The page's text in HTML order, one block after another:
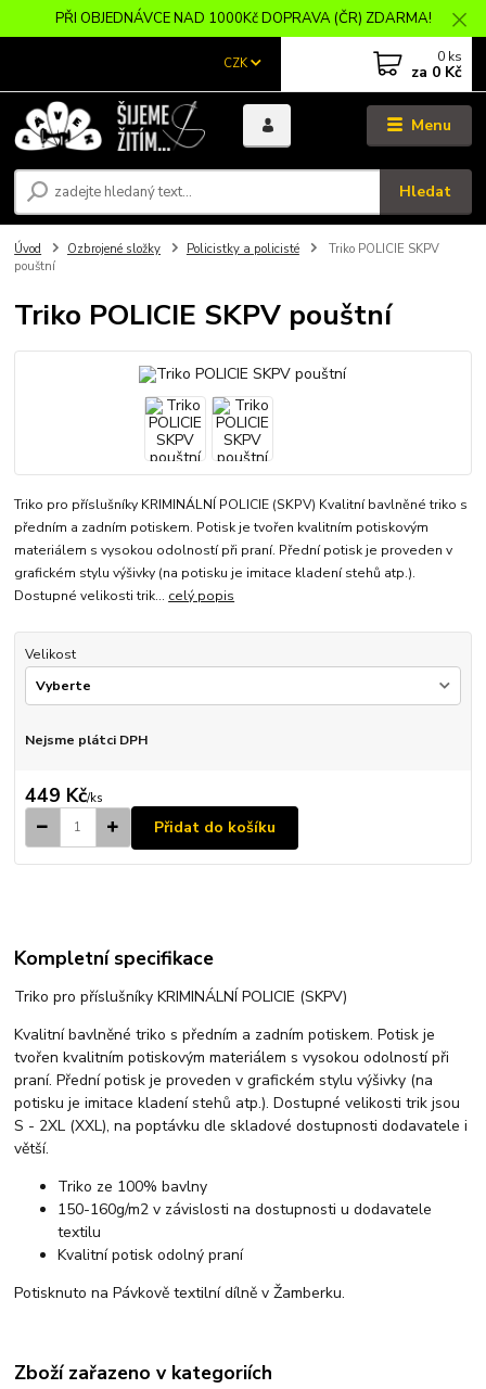
PŘI OBJEDNÁVCE NAD 1000Kč DOPRAVA (ČR) ZDARMA!
Menu
CZK
Hledat
0 ks
za 0 Kč
Úvod Ozbrojené složky Policistky a policisté
Triko POLICIE SKPV
pouštní
Triko POLICIE SKPV pouštní
Triko pro příslušníky KRIMINÁLNÍ POLICIE (SKPV) Kvalitní bavlněné triko s
předním a zadním potiskem. Potisk je tvořen kvalitním potiskovým
materiálem s vysokou odolností při praní. Přední potisk je proveden v
grafickém stylu výšivky (na potisku je imitace kladení stehů atp.).
Dostupné velikosti trik... celý popis
Velikost
Nejsme plátci DPH
449 Kč/ks
Přidat do košíku
Kompletní specifikace
Triko pro příslušníky KRIMINÁLNÍ POLICIE (SKPV)
Kvalitní bavlněné triko s předním a zadním potiskem. Potisk je
tvořen kvalitním potiskovým materiálem s vysokou odolností při
praní. Přední potisk je proveden v grafickém stylu výšivky (na
potisku je imitace kladení stehů atp.). Dostupné velikosti trik jsou
S - 2XL (XXL), na poptávku dle skladové dostupnosti dodavatele i
větší.
Triko ze 100% bavlny
150-160g/m2 v závislosti na dostupnosti u dodavatele
textilu
Kvalitní potisk odolný praní
Potisknuto na Pávkově textilní dílně v Žamberku.
Zboží zařazeno v kategoriích